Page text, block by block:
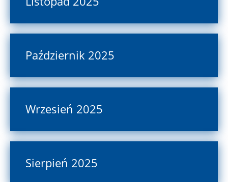
Październik 2025
Wrzesień 2025
Sierpień 2025